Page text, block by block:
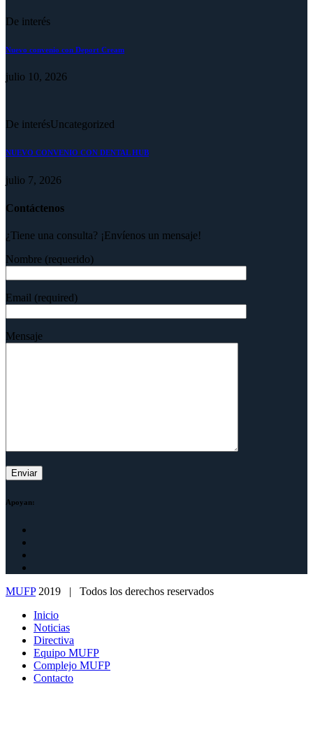
De interés
Nuevo convenio con Deport Cream
julio 10, 2026
De interésUncategorized
NUEVO CONVENIO CON DENTAL HUB
julio 7, 2026
Contáctenos
¿Tiene una consulta? ¡Envíenos un mensaje!
Nombre (requerido)
Email (required)
Mensaje
Apoyan:
MUFP2019 | Todos los derechos reservados
Inicio
Noticias
Directiva
Equipo MUFP
Complejo MUFP
Contacto